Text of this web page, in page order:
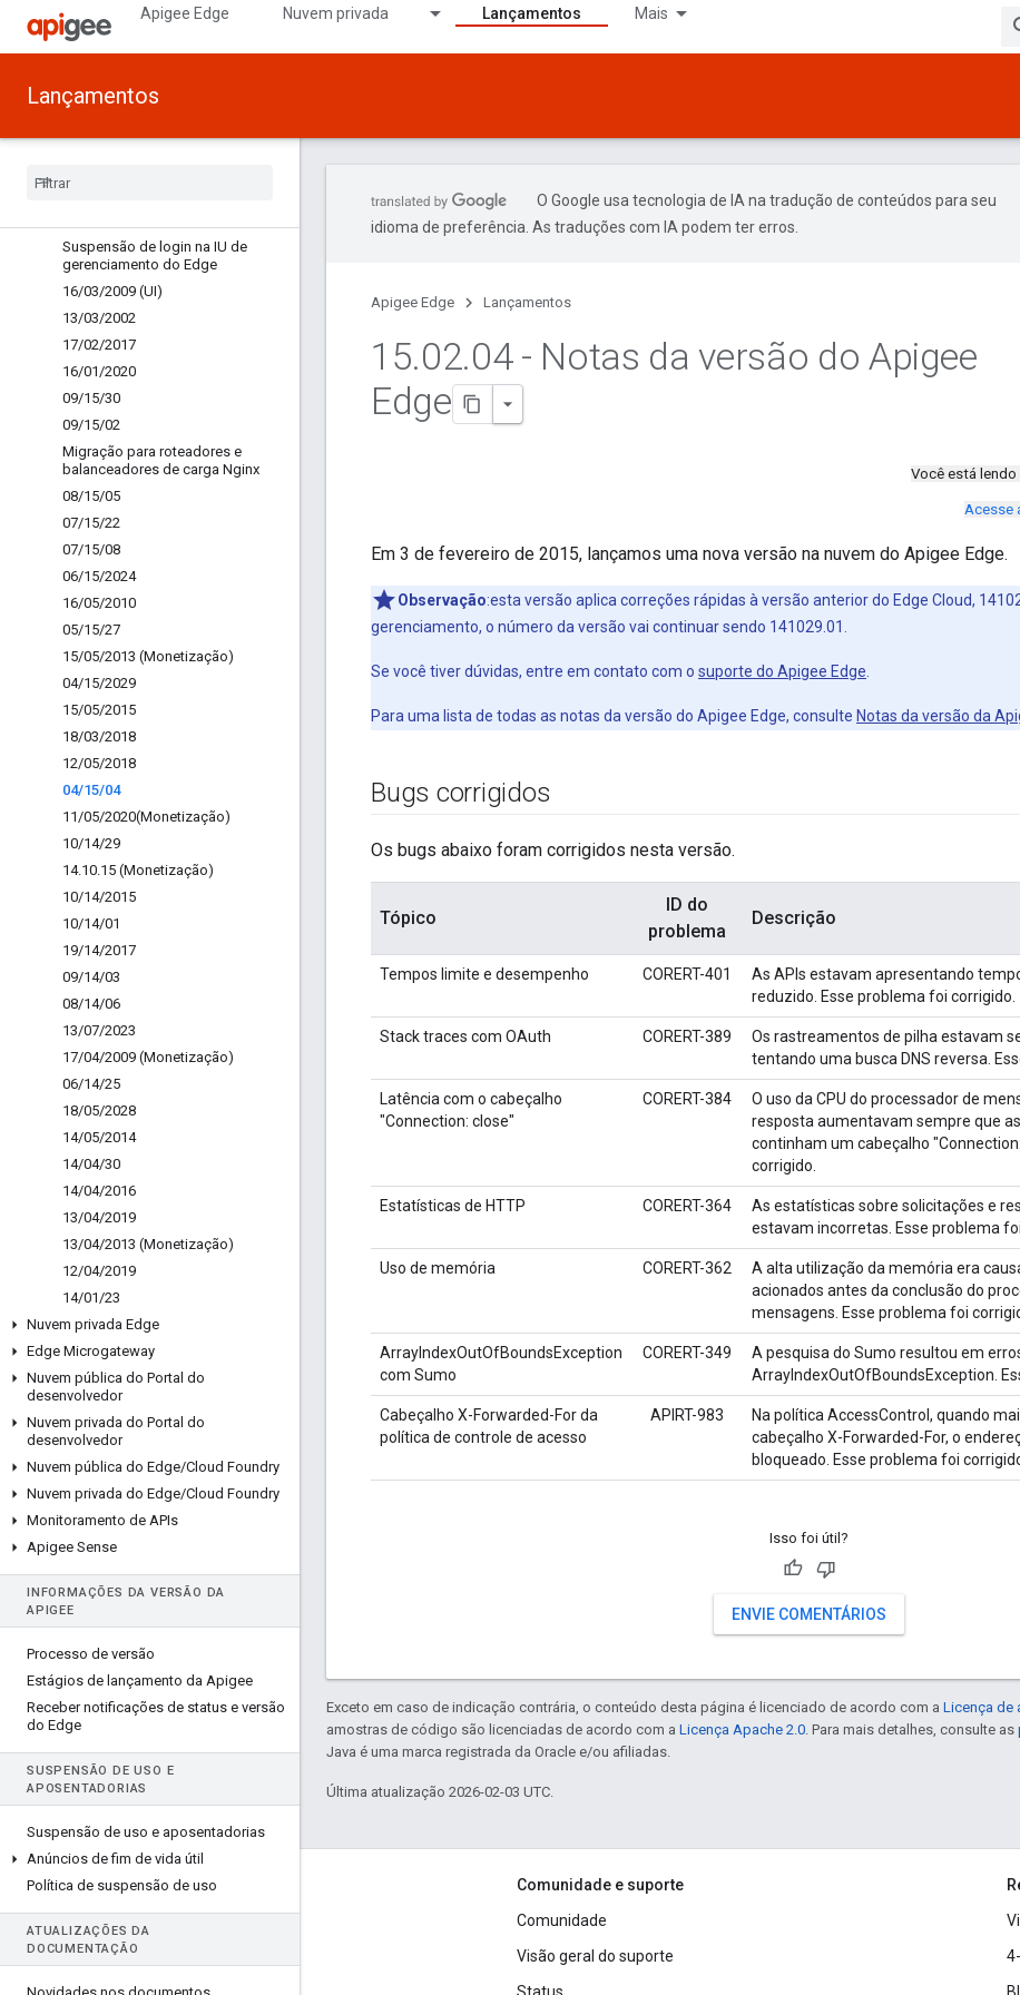
Apigee Edge Nuvem privada Lançamentos Mais
Lançamentos
16.04.27 (Monetização)
16.04.13 (Monetização)
16.04.13 (UI)
Novo login na IU de gerenciamento
16
Suspensão de login na IU de
gerenciamento do Edge
16/03/2009 (UI)
13/03/2002
17/02/2017
16/01/2020
09/15/30
09/15/02
Migração para roteadores e
balanceadores de carga Nginx
08/15/05
07/15/22
07/15/08
06/15/2024
16/05/2010
05/15/27
15/05/2013 (Monetização)
04/15/2029
15/05/2015
18/03/2018
12/05/2018
04/15/04
11/05/2020(Monetização)
10/14/29
14.10.15 (Monetização)
10/14/2015
10/14/01
19/14/2017
09/14/03
08/14/06
13/07/2023
17/04/2009 (Monetização)
06/14/25
18/05/2028
14/05/2014
14/04/30
14/04/2016
13/04/2019
13/04/2013 (Monetização)
12/04/2019
14/01/23
Nuvem privada Edge
Edge Microgateway
Nuvem pública do Portal do
desenvolvedor
Nuvem privada do Portal do
desenvolvedor
Nuvem pública do Edge/Cloud Foundry
Nuvem privada do Edge/Cloud Foundry
Monitoramento de APIs
Apigee Sense
INFORMAÇÕES DA VERSÃO DA
APIGEE
Processo de versão
Estágios de lançamento da Apigee
Receber notificações de status e versão
do Edge
SUSPENSÃO DE USO E
APOSENTADORIAS
Suspensão de uso e aposentadorias
Anúncios de fim de vida útil
Política de suspensão de uso
ATUALIZAÇÕES DA
DOCUMENTAÇÃO
O Google usa tecnologia de IA na tradução de conteúdos para seu
idioma de preferência. As traduções com IA podem ter erros.
Apigee Edge Lançamentos
15.02.04 - Notas da versão do Apigee
Edge
Você está
Acesse
Em 3 de fevereiro de 2015, lançamos uma nova versão na nuvem do Apigee Edge.
Observação:esta versão aplica correções rápidas à versão anterior do Edge Cloud,
gerenciamento, o número da versão vai continuar sendo 141029.01.
Se você tiver dúvidas, entre em contato com o suporte do Apigee Edge
Para uma lista de todas as notas da versão do Apigee Edge, consulte Notas da versão da
Bugs corrigidos
Os bugs abaixo foram corrigidos nesta versão.
Tópico
ID do
problema
Descrição
Tempos limite e desempenho CORERT-401
As APIs estavam apresentando
reduzido. Esse problema foi corrigido.
Stack traces com OAuth CORERT-389
Os rastreamentos de pilha estavam
tentando uma busca DNS reversa.
Latência com o cabeçalho
"Connection: close"
CORERT-384
O uso da CPU do processador de
resposta aumentavam sempre que
continham um cabeçalho
corrigido.
Estatísticas de HTTP CORERT-364
As estatísticas sobre solicitações e
estavam incorretas. Esse problema
Uso de memória CORERT-362
A alta utilização da memória era
acionados antes da conclusão do
mensagens. Esse problema foi
ArrayIndexOutOfBoundsException
com Sumo
CORERT-349
A pesquisa do Sumo resultou em
ArrayIndexOutOfBoundsException.
Cabeçalho X-Forwarded-For da
política de controle de acesso
APIRT-983
Na política AccessControl, quando
cabeçalho X-Forwarded-For, o
bloqueado. Esse problema foi
Isso foi útil?
ENVIE COMENTÁRIOS
Exceto em caso de indicação contrária, o conteúdo desta página é licenciado de acordo com a Licença de
amostras de código são licenciadas de acordo com a Licença Apache 2.0. Para mais detalhes, consulte as
Java é uma marca registrada da Oracle e/ou afiliadas.
Última atualização 2026-02-03 UTC.
Sobre a Apigee
We're part of Google
Eventos
Comunidade e suporte
Comunidade
Visão geral do suporte